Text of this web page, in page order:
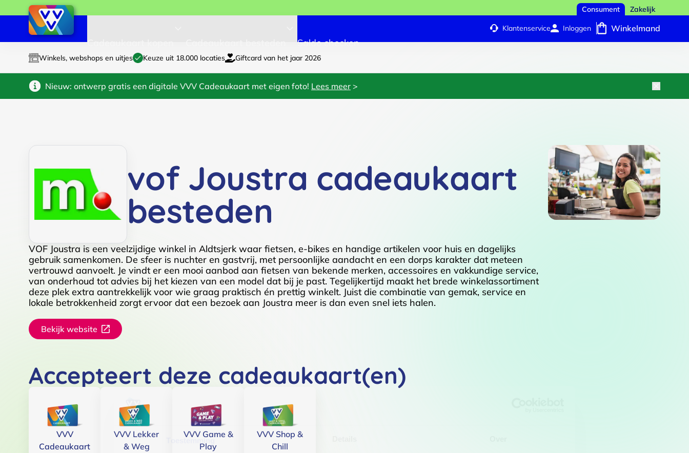
Toestemming
Consument Zakelijk
Saldo checken
Klantenservice Inloggen Winkelmand
Winkels, webshops en uitjes Keuze uit 18.000 locaties Giftcard van het jaar 2026
Nieuw: ontwerp gratis een digitale VVV Cadeaukaart met eigen foto! Lees meer >
vof Joustra cadeaukaart
besteden
VOF Joustra is een veelzijdige winkel in Aldtsjerk waar fietsen, e-bikes en handige artikelen voor huis en dagelijks
gebruik samenkomen. De sfeer is nuchter en gastvrij, met persoonlijke aandacht en een dorps karakter dat meteen
vertrouwd aanvoelt. Je vindt er een mooi aanbod aan fietsen van bekende merken, accessoires en vakkundige service,
van onderhoud tot advies bij het kiezen van een model dat bij je past. Tegelijkertijd maakt het brede winkelassortiment
deze plek extra aantrekkelijk voor wie graag praktisch én prettig winkelt. Juist die combinatie van gemak, service en
lokale betrokkenheid zorgt ervoor dat een bezoek aan Joustra meer is dan even snel iets halen.
Bekijk website
Accepteert deze cadeaukaart(en)
VVV
Cadeaukaart
VVV Lekker
& Weg
VVV Game &
Play
VVV Shop &
Chill